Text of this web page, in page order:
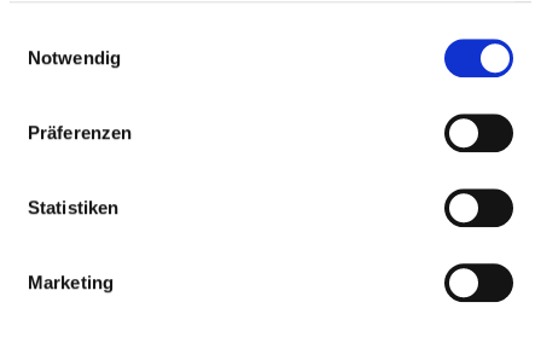
Notwendig
Präferenzen
Statistiken
Marketing
MEDIZINISCHES LEISTUNGSANGEBOT
DES KRANKENHAUSES
Welche Krankheiten werden in diesem Krankenhaus
dieses Krankenhaus an?
diesem Krankenhaus behandelt oder durchgeführt